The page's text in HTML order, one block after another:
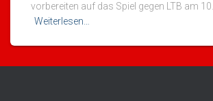
vorbereiten auf das Spiel gegen LTB am
Weiterlesen…